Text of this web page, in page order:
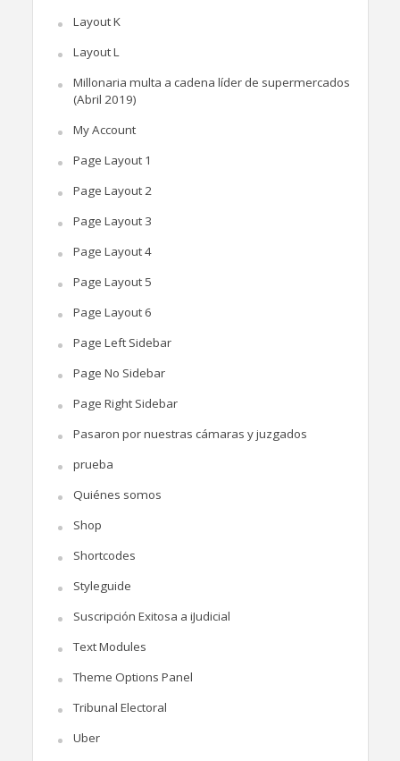
Layout K
Layout L
Millonaria multa a cadena líder de supermercados
(Abril 2019)
My Account
Page Layout 1
Page Layout 2
Page Layout 3
Page Layout 4
Page Layout 5
Page Layout 6
Page Left Sidebar
Page No Sidebar
Page Right Sidebar
Pasaron por nuestras cámaras y juzgados
prueba
Quiénes somos
Shop
Shortcodes
Styleguide
Suscripción Exitosa a iJudicial
Text Modules
Theme Options Panel
Tribunal Electoral
Uber